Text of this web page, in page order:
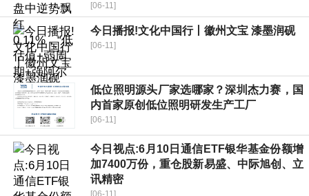
[06-11]
今日播报!文化中国行丨徽州文宝 漆墨润砚
[06-11]
低位照明源头厂家选哪家？深圳杰力赛，国
内首家原创低位照明研发生产工厂
[06-11]
今日视点:6月10日通信ETF银华基金份额增
加7400万份，重仓股新易盛、中际旭创、立
讯精密